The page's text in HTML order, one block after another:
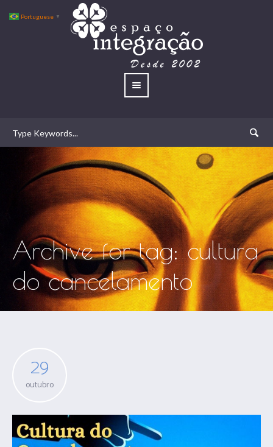
Archive for tag: cultura
do cancelamento
29
outubro
Portuguese ▼